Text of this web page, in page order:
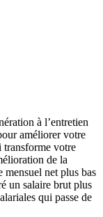
à l’entretien
améliorer votre
transforme votre
de la
net plus bas
un salaire brut plus
qui passe de